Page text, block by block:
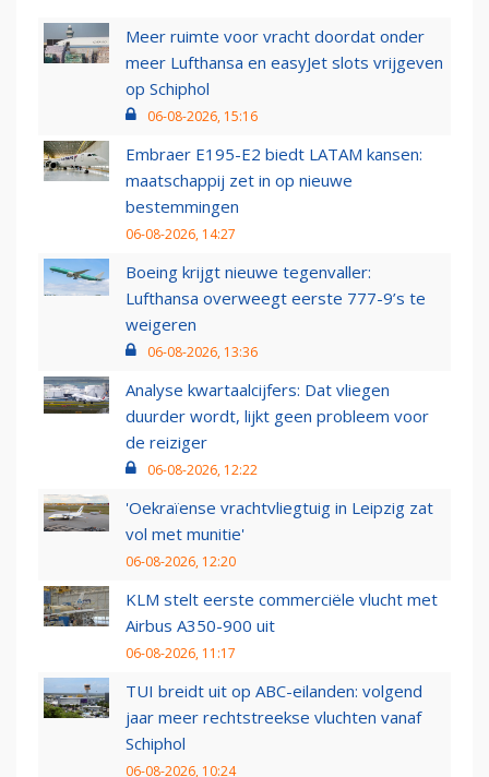
Meer ruimte voor vracht doordat onder
meer Lufthansa en easyJet slots vrijgeven
op Schiphol
06-08-2026, 15:16
Embraer E195-E2 biedt LATAM kansen:
maatschappij zet in op nieuwe
bestemmingen
06-08-2026, 14:27
Boeing krijgt nieuwe tegenvaller:
Lufthansa overweegt eerste 777-9’s te
weigeren
06-08-2026, 13:36
Analyse kwartaalcijfers: Dat vliegen
duurder wordt, lijkt geen probleem voor
de reiziger
06-08-2026, 12:22
'Oekraïense vrachtvliegtuig in Leipzig zat
vol met munitie'
06-08-2026, 12:20
KLM stelt eerste commerciële vlucht met
Airbus A350-900 uit
06-08-2026, 11:17
TUI breidt uit op ABC-eilanden: volgend
jaar meer rechtstreekse vluchten vanaf
Schiphol
06-08-2026, 10:24